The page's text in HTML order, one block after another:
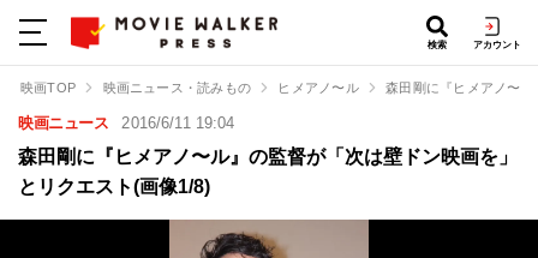
検索 アカウント
映画TOP 映画ニュース・読みもの ヒメアノ〜ル 森田剛に『ヒメアノ〜
映画ニュース 2016/6/11 19:04
森田剛に『ヒメアノ〜ル』の監督が「次は壁ドン映画を」
とリクエスト(画像1/8)